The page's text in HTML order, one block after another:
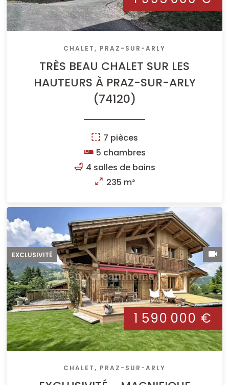
CHALET, PRAZ-SUR-ARLY
TRÈS BEAU CHALET SUR LES
HAUTEURS À PRAZ-SUR-ARLY
(74120)
7 pièces
5 chambres
4 salles de bains
235 m²
1 590 000 €
CHALET, PRAZ-SUR-ARLY
EXCLUSIVITÉ